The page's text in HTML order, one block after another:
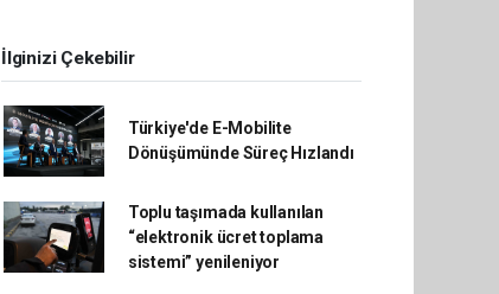
İlginizi Çekebilir
Türkiye'de E-Mobilite
Dönüşümünde Süreç Hızlandı
Toplu taşımada kullanılan
“elektronik ücret toplama
sistemi” yenileniyor